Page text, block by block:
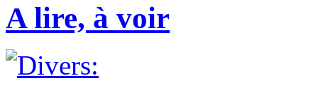
A lire, à voir